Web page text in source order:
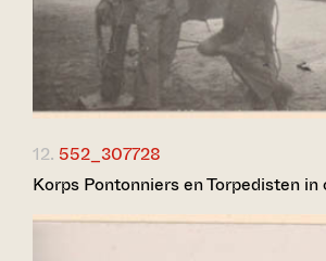
12. 552_307728
Korps Pontonniers en Torpedisten in